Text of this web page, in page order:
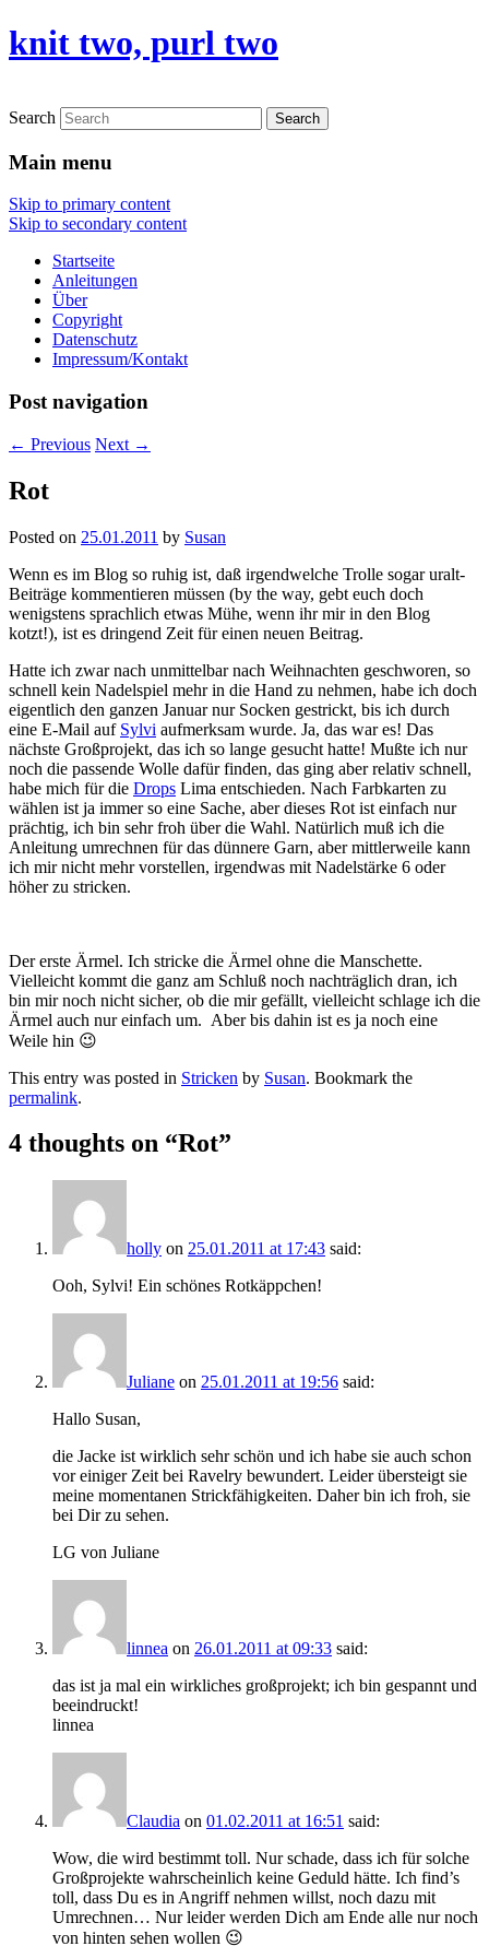
knit two, purl two
Search
Main menu
Skip to primary content
Skip to secondary content
Startseite
Anleitungen
Über
Copyright
Datenschutz
Impressum/Kontakt
Post navigation
← Previous Next →
Rot
Posted on 25.01.2011 by Susan
Wenn es im Blog so ruhig ist, daß irgendwelche Trolle sogar uralt-
Beiträge kommentieren müssen (by the way, gebt euch doch
wenigstens sprachlich etwas Mühe, wenn ihr mir in den Blog
kotzt!), ist es dringend Zeit für einen neuen Beitrag.
Hatte ich zwar nach unmittelbar nach Weihnachten geschworen, so
schnell kein Nadelspiel mehr in die Hand zu nehmen, habe ich doch
eigentlich den ganzen Januar nur Socken gestrickt, bis ich durch
eine E-Mail auf Sylvi aufmerksam wurde. Ja, das war es! Das
nächste Großprojekt, das ich so lange gesucht hatte! Mußte ich nur
noch die passende Wolle dafür finden, das ging aber relativ schnell,
habe mich für die Drops Lima entschieden. Nach Farbkarten zu
wählen ist ja immer so eine Sache, aber dieses Rot ist einfach nur
prächtig, ich bin sehr froh über die Wahl. Natürlich muß ich die
Anleitung umrechnen für das dünnere Garn, aber mittlerweile kann
ich mir nicht mehr vorstellen, irgendwas mit Nadelstärke 6 oder
höher zu stricken.
Der erste Ärmel. Ich stricke die Ärmel ohne die Manschette.
Vielleicht kommt die ganz am Schluß noch nachträglich dran, ich
bin mir noch nicht sicher, ob die mir gefällt, vielleicht schlage ich die
Ärmel auch nur einfach um. Aber bis dahin ist es ja noch eine
Weile hin 😉
This entry was posted in Stricken by Susan. Bookmark the
permalink.
4 thoughts on “Rot”
holly on 25.01.2011 at 17:43 said:
Ooh, Sylvi! Ein schönes Rotkäppchen!
Juliane on 25.01.2011 at 19:56 said:
Hallo Susan,
die Jacke ist wirklich sehr schön und ich habe sie auch schon
vor einiger Zeit bei Ravelry bewundert. Leider übersteigt sie
meine momentanen Strickfähigkeiten. Daher bin ich froh, sie
bei Dir zu sehen.
LG von Juliane
linnea on 26.01.2011 at 09:33 said:
das ist ja mal ein wirkliches großprojekt; ich bin gespannt und
beeindruckt!
linnea
Claudia on 01.02.2011 at 16:51 said:
Wow, die wird bestimmt toll. Nur schade, dass ich für solche
Großprojekte wahrscheinlich keine Geduld hätte. Ich find’s
toll, dass Du es in Angriff nehmen willst, noch dazu mit
Umrechnen… Nur leider werden Dich am Ende alle nur noch
von hinten sehen wollen 😉